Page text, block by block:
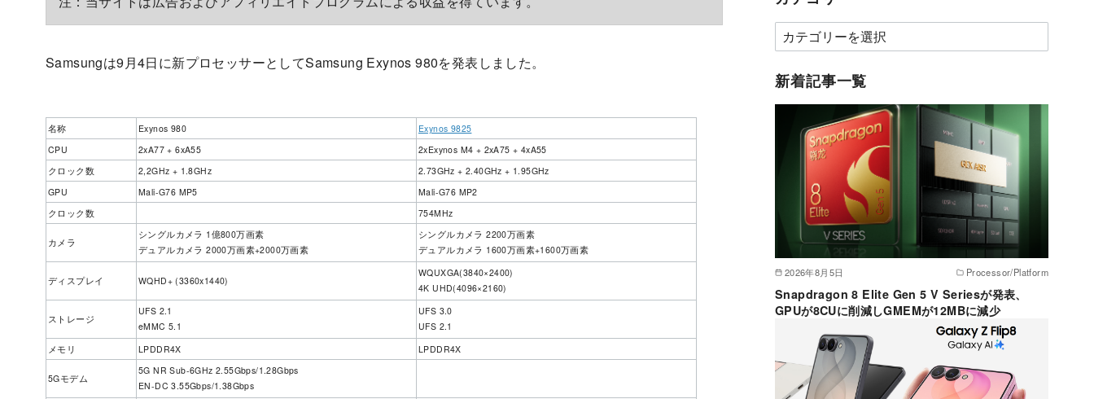
Samsungは9月4日に新プロセッサーとしてSamsung Exynos 980を発表しました。
名称 Exynos 980
Exynos 9825
CPU
2xA77 + 6xA55
2xExynos M4 + 2xA75 + 4xA55
クロック数
2,2GHz + 1.8GHz
2.73GHz + 2.40GHz + 1.95GHz
GPU
Mali-G76 MP5
Mali-G76 MP2
クロック数
754MHz
カメラ
シングルカメラ 1億800万画素
デュアルカメラ 2000万画素+2000万画素
シングルカメラ 2200万画素
デュアルカメラ 1600万画素+1600万画素
ディスプレイ WQHD+ (3360x1440)
WQUXGA(3840×2400)
4K UHD(4096×2160)
ストレージ
UFS 2.1
eMMC 5.1
UFS 3.0
UFS 2.1
メモリ
LPDDR4X LPDDR4X
5Gモデム
5G NR Sub-6GHz 2.55Gbps/1.28Gbps
EN-DC 3.55Gbps/1.38Gbps
カ
テ
ゴ
新着記事一覧
2026年8月5日 Processor/Platform
Snapdragon 8 Elite Gen 5 V Seriesが発表、
GPUが8CUに削減しGMEMが12MBに減少